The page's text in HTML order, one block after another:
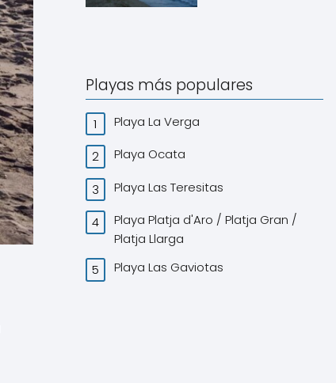
Playas más populares
Playa La Verga
Playa Ocata
Playa Las Teresitas
Playa Platja d'Aro / Platja Gran /
Platja Llarga
Playa Las Gaviotas